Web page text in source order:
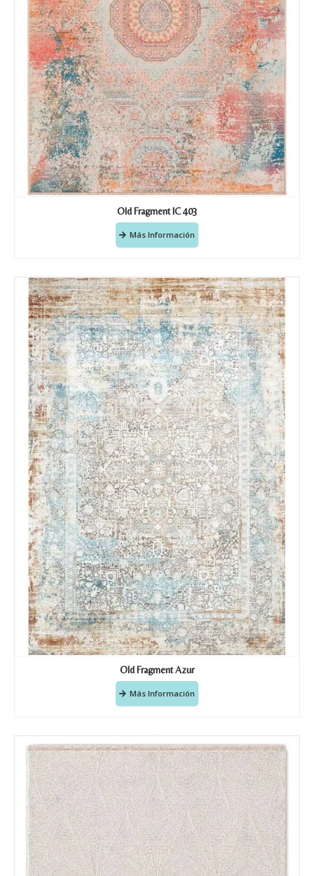
Old Fragment IC 403
Más Información
Old Fragment Azur
Más Información